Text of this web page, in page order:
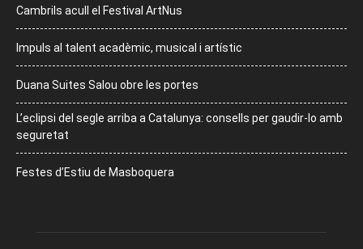
Cambrils acull el Festival ArtNus
Impuls al talent acadèmic, musical i artístic
Duana Suites Salou obre les portes
L’eclipsi del segle arriba a Catalunya: consells per gaudir-lo amb
seguretat
Festes d’Estiu de Masboquera